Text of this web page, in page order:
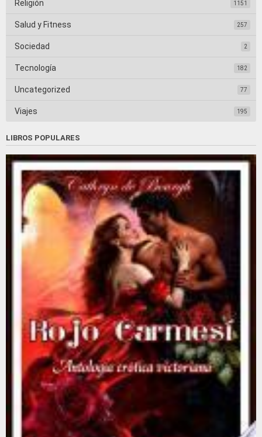
Religión 1151
Salud y Fitness 257
Sociedad 2
Tecnología 182
Uncategorized 77
Viajes 195
LIBROS POPULARES